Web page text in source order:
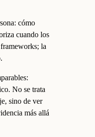
cómo
cuando los
la
No se trata
sino de ver
más allá